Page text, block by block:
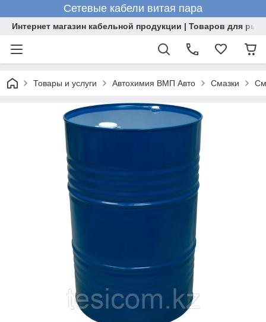
Сетевые кабели витая пара
Интернет магазин кабельной продукции | Товаров для
Товары и услуги Автохимия ВМП Авто Смазки